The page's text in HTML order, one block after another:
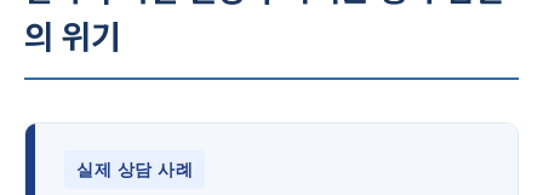
의 위기
실제 상담 사례